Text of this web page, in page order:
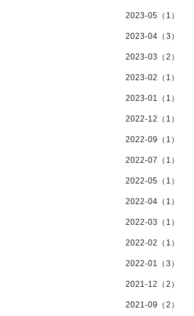
2023-05（1）
2023-04（3）
2023-03（2）
2023-02（1）
2023-01（1）
2022-12（1）
2022-09（1）
2022-07（1）
2022-05（1）
2022-04（1）
2022-03（1）
2022-02（1）
2022-01（3）
2021-12（2）
2021-09（2）